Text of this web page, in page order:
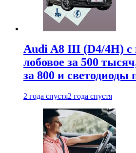
Audi A8 III (D4/4H) c
лобовое за 500
за 800 и светодиоды
2 года спустя2 года спустя